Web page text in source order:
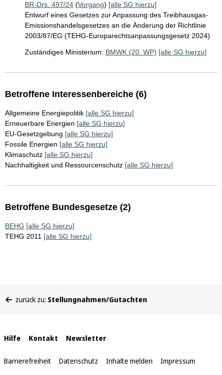
BR-Drs. 497/24 (Vorgang) [alle SG hierzu]
Entwurf eines Gesetzes zur Anpassung des Treibhausgas-
Emissionshandelsgesetzes an die Änderung der Richtlinie
2003/87/EG (TEHG-Europarechtsanpassungsgesetz 2024)
Zuständiges Ministerium: BMWK (20. WP) [alle SG hierzu]
Betroffene Interessenbereiche (6)
Allgemeine Energiepolitik [alle SG hierzu]
Erneuerbare Energien [alle SG hierzu]
EU-Gesetzgebung [alle SG hierzu]
Fossile Energien [alle SG hierzu]
Klimaschutz [alle SG hierzu]
Nachhaltigkeit und Ressourcenschutz [alle SG hierzu]
Betroffene Bundesgesetze (2)
BEHG [alle SG hierzu]
TEHG 2011 [alle SG hierzu]
befinden
zurück zu: Stellungnahmen/Gutachten
Interne
Links
Hilfe Kontakt Newsletter
Barrierefreiheit Datenschutz Inhalte melden Impressum